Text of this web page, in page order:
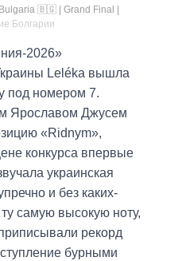
🇧🇬 | Grand Final |
Болгарии
2026»
Leléka вышла
под номером 7.
Ярославом Джусем
«Ridnym»,
конкурса впервые
украинская
и без каких-
самую высокую ноту,
рекорд
бурными